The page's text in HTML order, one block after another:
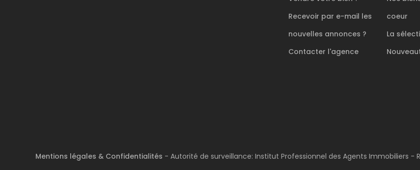
Recevoir par e-mail les
nouvelles annonces ?
Contacter l'agence
coeur
La
Mentions légales & Confidentialités - Autorité de surveillance: Institut Professionnel des Agents Immobiliers -